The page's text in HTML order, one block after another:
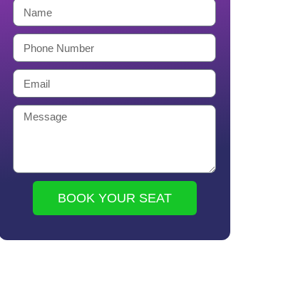
BOOK YOUR SEAT